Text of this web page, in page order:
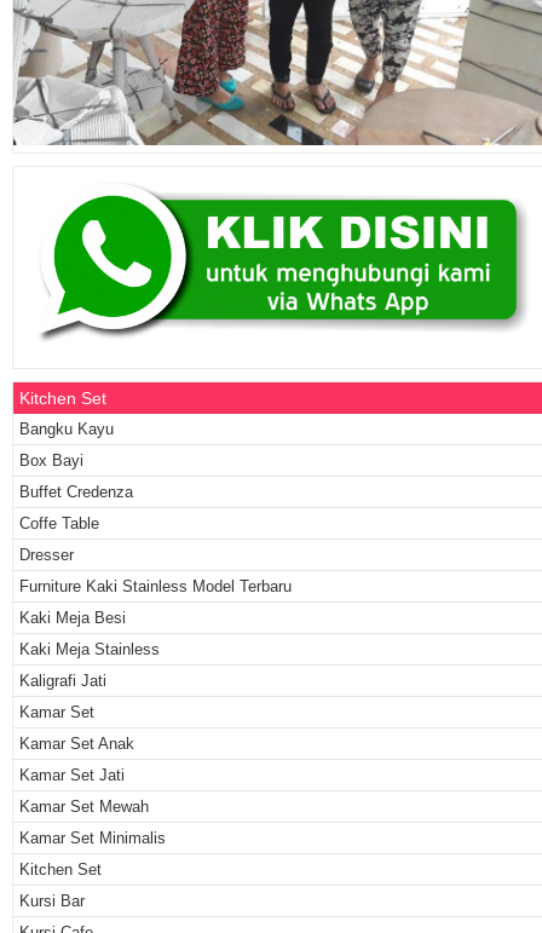
Kitchen Set
Bangku Kayu
Box Bayi
Buffet Credenza
Coffe Table
Dresser
Furniture Kaki Stainless Model Terbaru
Kaki Meja Besi
Kaki Meja Stainless
Kaligrafi Jati
Kamar Set
Kamar Set Anak
Kamar Set Jati
Kamar Set Mewah
Kamar Set Minimalis
Kitchen Set
Kursi Bar